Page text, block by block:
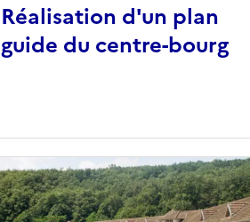
Réalisation d'un plan
guide du centre-bourg